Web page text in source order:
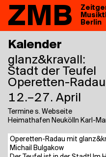
ZMB
Berlin
Kalender
glanz&kravall:
Stadt der Teufel
Operetten-Radau
12.–27. April
Termine s. Webseite
Heimathafen Neukölln Karl-
Ope­ret­ten-Radau mit
Michail Bulgakow